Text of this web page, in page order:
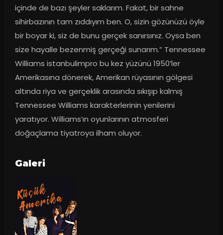
içinde de bazı şeyler saklarım. Fakat, bir sahne
sihirbazının tam zıddıyım ben. O, sizin gözünüzü öyle
bir boyar ki, siz de bunu gerçek sanırsınız. Oysa ben
size hayalle bezenmiş gerçeği sunarım.” Tennessee
Williams istanbulimpro bu kez yüzünü 1950’ler
Amerikasına dönerek, Amerikan rüyasının gölgesi
altında riya ve gerçeklik arasında sıkışıp kalmış
Tennessee Williams karakterlerinin yenilerini
yaratıyor. Williams’ın oyunlarının atmosferi
doğaçlama tiyatroya ilham oluyor.
Galeri